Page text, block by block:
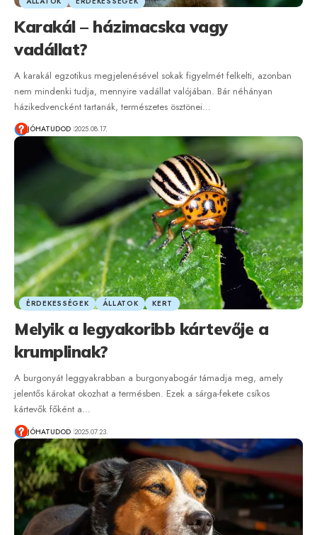
Karakál – házimacska vagy
vadállat?
A karakál egzotikus megjelenésével sokak figyelmét felkelti, azonban
nem mindenki tudja, mennyire vadállat valójában. Bár néhányan
házikedvencként tartanák, természetes ösztönei…
JÓHATUDOD 2025.08.17.
ÉRDEKESSÉGEK ÁLLATOK KERT
Melyik a legyakoribb kártevője a
krumplinak?
A burgonyát leggyakrabban a burgonyabogár támadja meg, amely
jelentős károkat okozhat a termésben. Ezek a sárga-fekete csíkos
kártevők főként a…
JÓHATUDOD 2025.07.23.